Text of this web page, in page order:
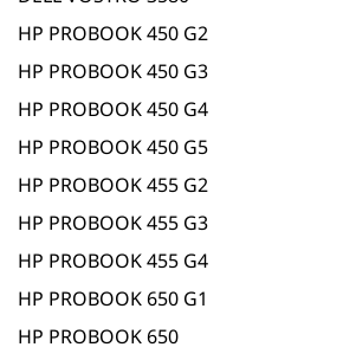
HP PROBOOK 450 G2
HP PROBOOK 450 G3
HP PROBOOK 450 G4
HP PROBOOK 450 G5
HP PROBOOK 455 G2
HP PROBOOK 455 G3
HP PROBOOK 455 G4
HP PROBOOK 650 G1
HP PROBOOK 650